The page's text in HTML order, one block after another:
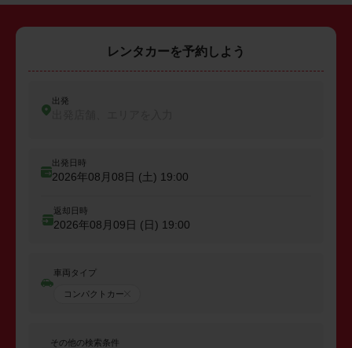
レンタカーを予約しよう
出発
出発日時
2026年08月08日 (土) 19:00
返却日時
2026年08月09日 (日) 19:00
車両タイプ
コンパクトカー
その他の検索条件